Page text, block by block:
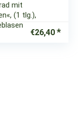
mit
(1 tlg.),
€26,40